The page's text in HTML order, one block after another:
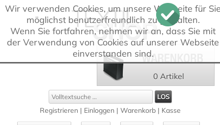
Wir verwenden Cookies, um unsere Webseite für
möglichst benutzerfreundlich zu gestalten.
Wenn Sie fortfahren, nehmen wir an, dass Sie mit
der Verwendung von Cookies auf unserer Webseite
einverstanden sind.
Registrieren | Einloggen | Warenkorb| Kasse
0 Artikel